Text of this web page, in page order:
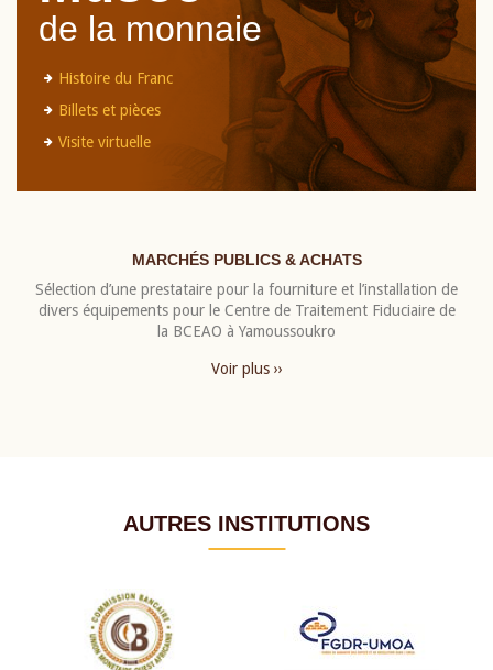
de la monnaie
Histoire du Franc
Billets et pièces
Visite virtuelle
MARCHÉS PUBLICS & ACHATS
Sélection d’une prestataire pour la fourniture et l’installation de
divers équipements pour le Centre de Traitement Fiduciaire de
la BCEAO à Yamoussoukro
Voir plus ››
AUTRES INSTITUTIONS